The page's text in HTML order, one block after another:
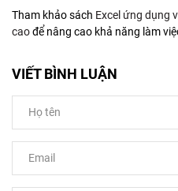
Tham khảo sách Excel ứng dụng
caođể nâng cao khả năng làm
VIẾT BÌNH LUẬN